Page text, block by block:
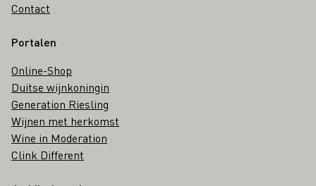
Contact
Portalen
Online-Shop
Duitse wijnkoningin
Generation Riesling
Wijnen met herkomst
Wine in Moderation
Clink Different